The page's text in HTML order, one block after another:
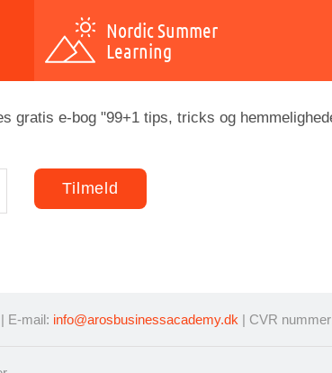
Nordic Summer
Learning
gratis e-bog "99+1 tips, tricks og
| E-mail: info@arosbusinessacademy.dk | CVR